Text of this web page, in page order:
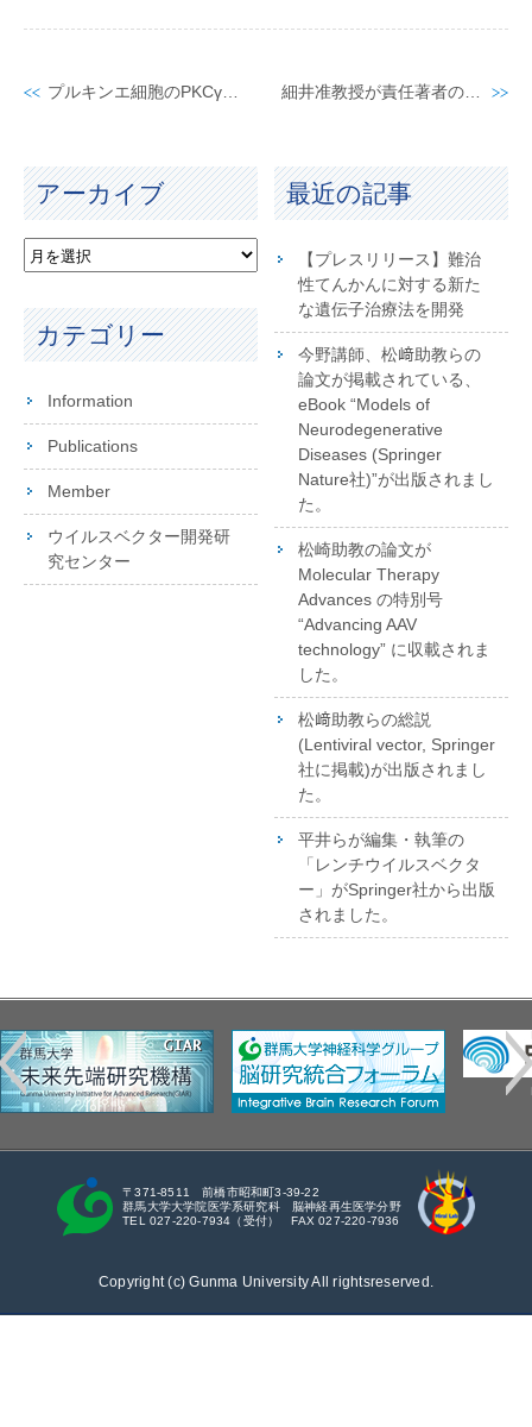
細井准教授が責任著者の論文がPNASに掲載されました。
アーカイブ
カテゴリー
Information
Publications
Member
ウイルスベクター開発研
究センター
最近の記事
【プレスリリース】難治
性てんかんに対する新た
な遺伝子治療法を開発
今野講師、松﨑助教らの
論文が掲載されている、
eBook “Models of
Neurodegenerative
Diseases (Springer
Nature社)”が出版されまし
た。
松崎助教の論文が
Molecular Therapy
Advances の特別号
“Advancing AAV
technology” に収載されま
した。
松﨑助教らの総説
(Lentiviral vector, Springer
社に掲載)が出版されまし
た。
平井らが編集・執筆の
「レンチウイルスベクタ
ー」がSpringer社から出版
されました。
〒371-8511 前橋市昭和町3-39-22
群馬大学大学院医学系研究科 脳神経再生医学分野
TEL 027-220-7934（受付） FAX 027-220-7936
Copyright (c) Gunma University All rightsreserved.